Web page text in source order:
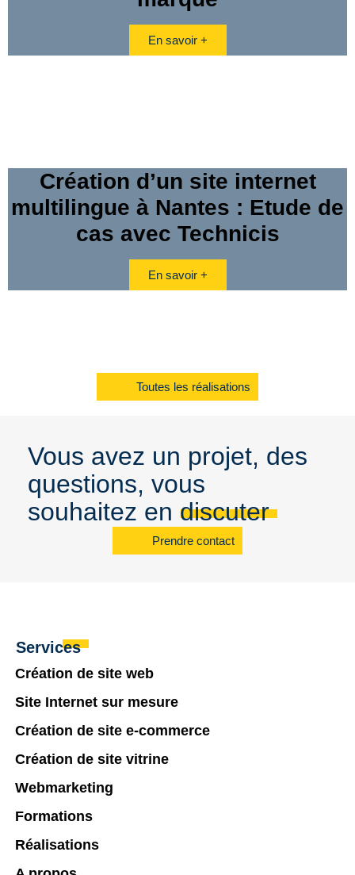
En savoir +
Création d’un site internet
multilingue à Nantes : Etude de
cas avec Technicis
En savoir +
Toutes les réalisations
Vous avez un projet, des
questions, vous
souhaitez en discuter
Prendre contact
Services
Création de site web
Site Internet sur mesure
Création de site e-commerce
Création de site vitrine
Webmarketing
Formations
Réalisations